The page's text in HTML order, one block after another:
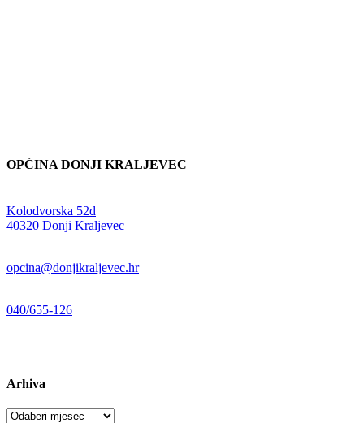
OPĆINA DONJI KRALJEVEC
Kolodvorska 52d
40320 Donji Kraljevec
opcina@donjikraljevec.hr
040/655-126
Arhiva
Arhiva